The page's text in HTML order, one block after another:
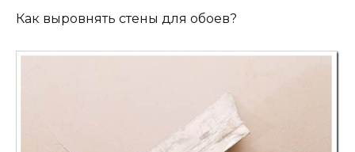
Как выровнять стены для обоев?